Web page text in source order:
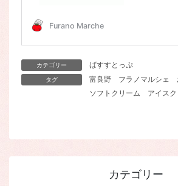
カテゴリー ばすすとっぷ
タグ 富良野 フラノマルシェ
ソフトクリーム
アイス
カテゴリー